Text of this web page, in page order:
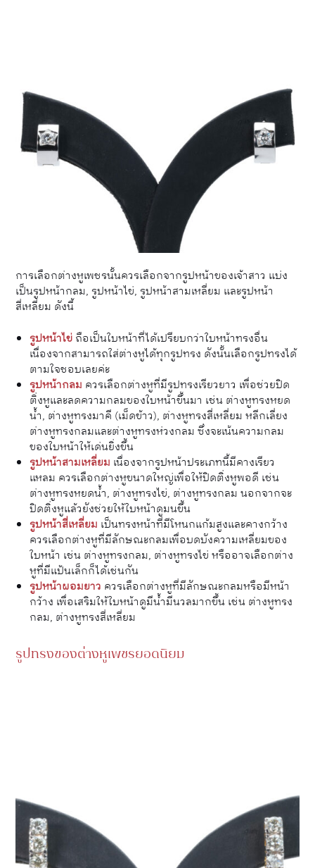
การเลือกต่างหูเพชรนั้นควรเลือกจากรูปหน้าของเจ้าสาว แบ่ง
เป็นรูปหน้ากลม, รูปหน้าไข่, รูปหน้าสามเหลี่ยม และรูปหน้า
สี่เหลี่ยม ดังนี้
รูปหน้าไข่ ถือเป็นใบหน้าที่ได้เปรียบกว่าใบหน้าทรงอื่น
เนื่องจากสามารถใส่ต่างหูได้ทุกรูปทรง ดังนั้นเลือกรูปทรงได้
ตามใจชอบเลยค่ะ
รูปหน้ากลม ควรเลือกต่างหูที่มีรูปทรงเรียวยาว เพื่อช่วยปิด
ติ่งหูและลดความกลมของใบหน้าขึ้นมา เช่น ต่างหูทรงหยด
น้ำ, ต่างหูทรงมาคี (เม็ดข้าว), ต่างหูทรงสี่เหลี่ยม หลีกเลี่ยง
ต่างหูทรงกลมและต่างหูทรงห่วงกลม ซึ่งจะเน้นความกลม
ของใบหน้าให้เด่นยิ่งขึ้น
รูปหน้าสามเหลี่ยม เนื่องจากรูปหน้าประเภทนี้มีคางเรียว
แหลม ควรเลือกต่างหูขนาดใหญ่เพื่อให้ปิดติ่งหูพอดี เช่น
ต่างหูทรงหยดน้ำ, ต่างหูทรงไข่, ต่างหูทรงกลม นอกจากจะ
ปิดติ่งหูแล้วยังช่วยให้ใบหน้าดูมนขึ้น
รูปหน้าสี่เหลี่ยม เป็นทรงหน้าที่มีโหนกแก้มสูงและคางกว้าง
ควรเลือกต่างหูที่มีลักษณะกลมเพื่อบดบังความเหลี่ยมของ
ใบหน้า เช่น ต่างหูทรงกลม, ต่างหูทรงไข่ หรืออาจเลือกต่าง
หูที่มีแป้นเล็กก็ได้เช่นกัน
รูปหน้าผอมยาว ควรเลือกต่างหูที่มีลักษณะกลมหรือมีหน้า
กว้าง เพื่อเสริมให้ใบหน้าดูมีน้ำมีนวลมากขึ้น เช่น ต่างหูทรง
กลม, ต่างหูทรงสี่เหลี่ยม
รูปทรงของต่างหูเพชรยอดนิยม